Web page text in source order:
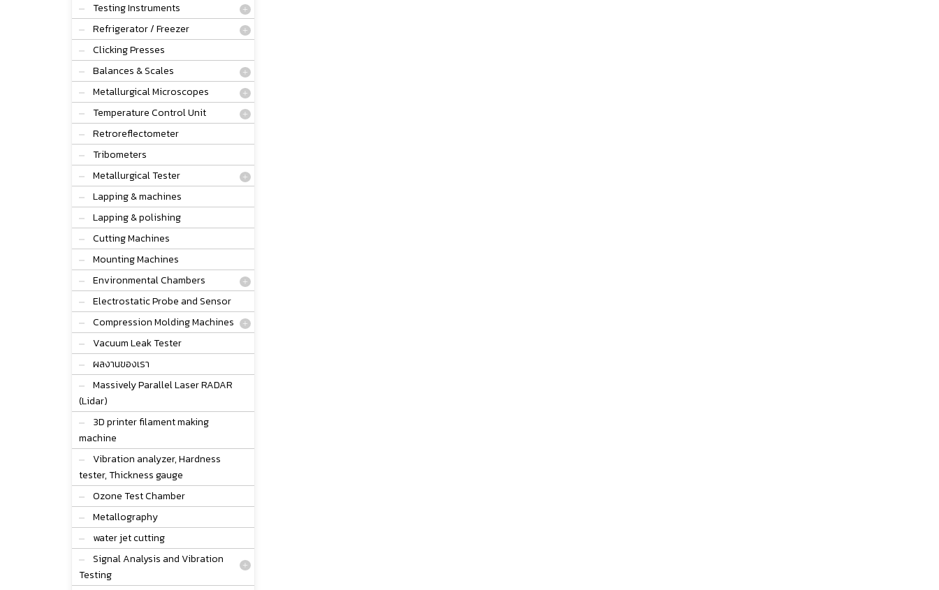
Testing Instruments
Refrigerator / Freezer
Clicking Presses
Balances & Scales
Metallurgical Microscopes
Temperature Control Unit
Retroreflectometer
Tribometers
Metallurgical Tester
Lapping & machines
Lapping & polishing
Cutting Machines
Mounting Machines
Environmental Chambers
Electrostatic Probe and Sensor
Compression Molding Machines
Vacuum Leak Tester
ผลงานของเรา
Massively Parallel Laser RADAR
(Lidar)
3D printer filament making
machine
Vibration analyzer, Hardness
tester, Thickness gauge
Ozone Test Chamber
Metallography
water jet cutting
Signal Analysis and Vibration
Testing